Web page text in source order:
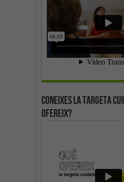
Coneixes la targeta
ofereix?